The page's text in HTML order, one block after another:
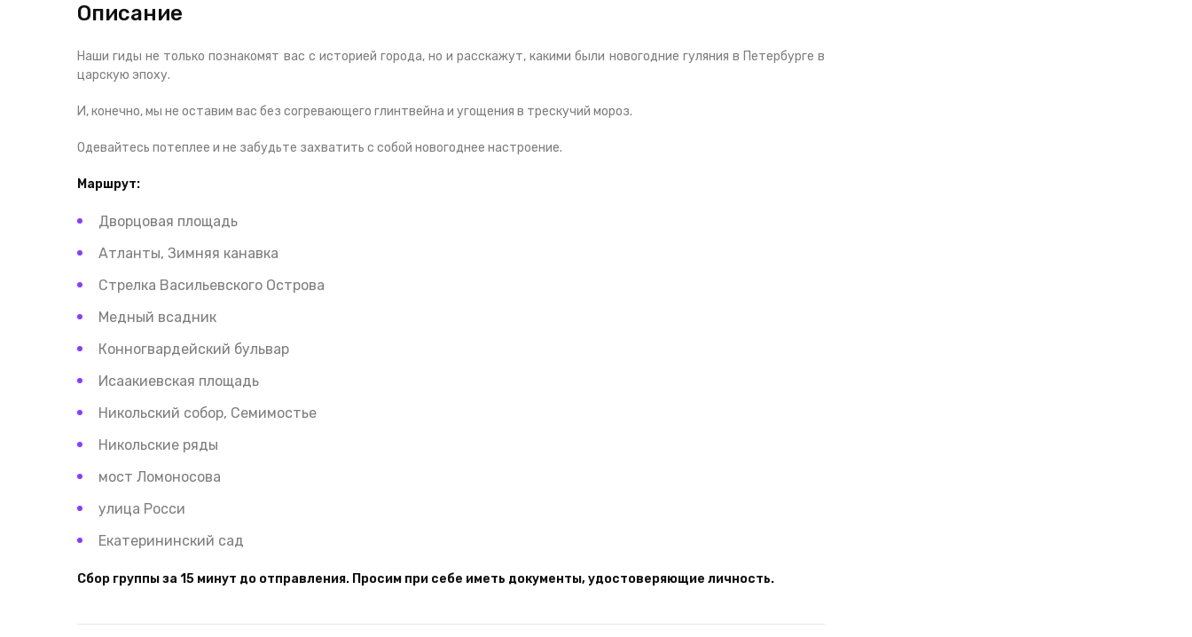
Описание
Наши гиды не только познакомят вас с историей города, но и расскажут, какими были новогодние гуляния в Петербурге в
царскую эпоху.
И, конечно, мы не оставим вас без согревающего глинтвейна и угощения в трескучий мороз.
Одевайтесь потеплее и не забудьте захватить с собой новогоднее настроение.
Маршрут:
Дворцовая площадь
Атланты, Зимняя канавка
Стрелка Васильевского Острова
Медный всадник
Конногвардейский бульвар
Исаакиевская площадь
Никольский собор, Семимостье
Никольские ряды
мост Ломоносова
улица Росси
Екатерининский сад
Сбор группы за 15 минут до отправления. Просим при себе иметь документы, удостоверяющие личность.